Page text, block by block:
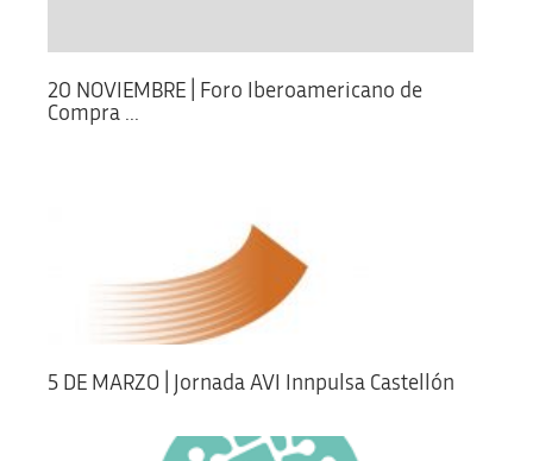
20 NOVIEMBRE | Foro Iberoamericano de
Compra ...
5 DE MARZO | Jornada AVI Innpulsa Castellón